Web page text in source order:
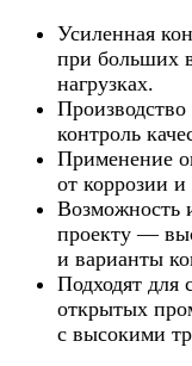
Усиленная
при больших
нагрузках.
контроль
Применение
от коррозии
Возможность
проекту —
и варианты
Подходят для
открытых
с высокими